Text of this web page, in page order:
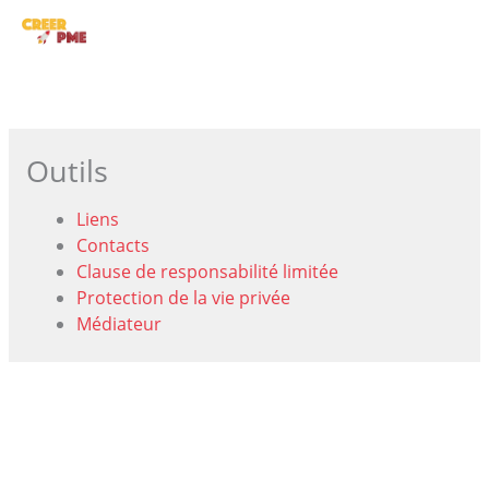
Outils
Liens
Contacts
Clause de responsabilité limitée
Protection de la vie privée
Médiateur